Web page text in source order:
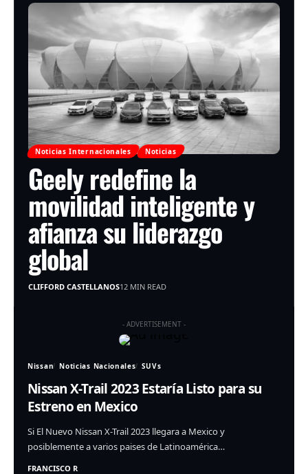
Noticias Internacionales Noticias
Geely redefine la
movilidad inteligente y
afianza su liderazgo
global
CLIFFORD CASTELLANOS12 MIN READ
- ADVERTISEMENT -
Nissan Noticias Nacionales SUVs
Nissan X-Trail 2023 Estaría Listo para su
Estreno en Mexico
Si El Nuevo Nissan X-Trail 2023 llegara a Mexico y
posiblemente a varios paises de Latinoamérica…
FRANCISCO R